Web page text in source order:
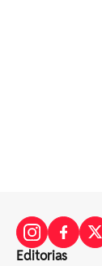
Editorias